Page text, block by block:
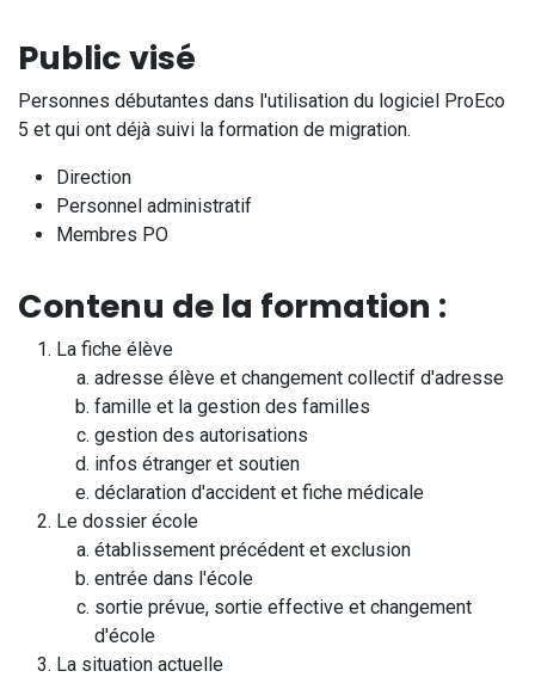
Public visé
Personnes débutantes dans l'utilisation du logiciel ProEco
5 et qui ont déjà suivi la formation de migration.
Direction
Personnel administratif
Membres PO
Contenu de la formation :
La fiche élève
adresse élève et changement collectif d'adresse
famille et la gestion des familles
gestion des autorisations
infos étranger et soutien
déclaration d'accident et fiche médicale
Le dossier école
établissement précédent et exclusion
entrée dans l'école
sortie prévue, sortie effective et changement
d'école
La situation actuelle